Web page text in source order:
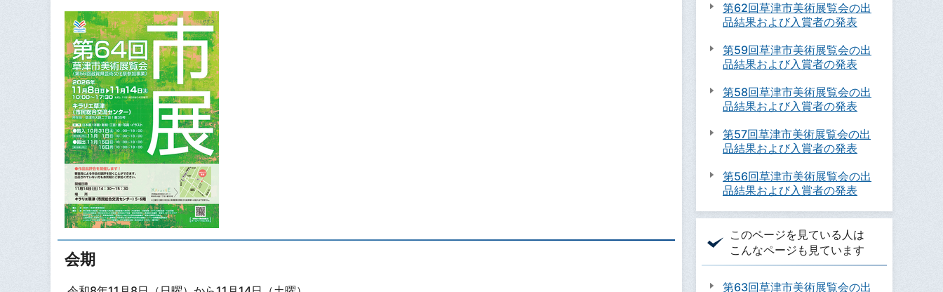
会期
第62回草津市美術展覧会の出
品結果および入賞者の発表
第59回草津市美術展覧会の出
品結果および入賞者の発表
第58回草津市美術展覧会の出
品結果および入賞者の発表
第57回草津市美術展覧会の出
品結果および入賞者の発表
第56回草津市美術展覧会の出
品結果および入賞者の発表
このページを見ている人は
こんなページも見ています
第63回草津市美術展覧会の出